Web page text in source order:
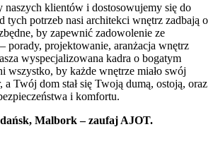
naszych klientów i dostosowujemy się do
tych potrzeb nasi architekci wnętrz zadbają o
by zapewnić zadowolenie ze
porady, projektowanie, aranżacja wnętrz
wyspecjalizowana kadra o bogatym
wszystko, by każde wnętrze miało swój
Twój dom stał się Twoją dumą, ostoją, oraz
i komfortu.
Malbork – zaufaj AJOT.